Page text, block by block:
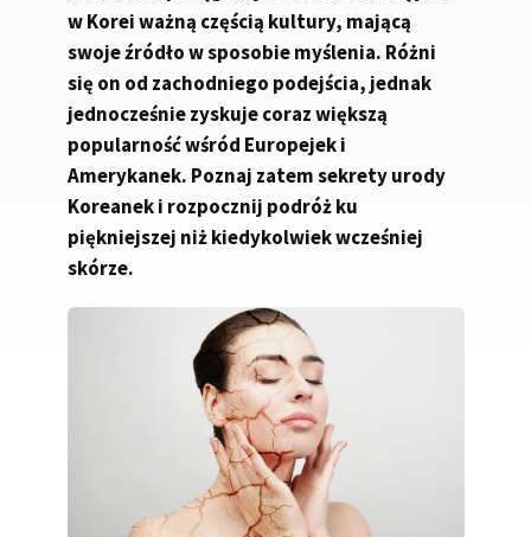
w Korei ważną częścią kultury, mającą
swoje źródło w sposobie myślenia. Różni
się on od zachodniego podejścia, jednak
jednocześnie zyskuje coraz większą
popularność wśród Europejek i
Amerykanek. Poznaj zatem sekrety urody
Koreanek i rozpocznij podróż ku
piękniejszej niż kiedykolwiek wcześniej
skórze.